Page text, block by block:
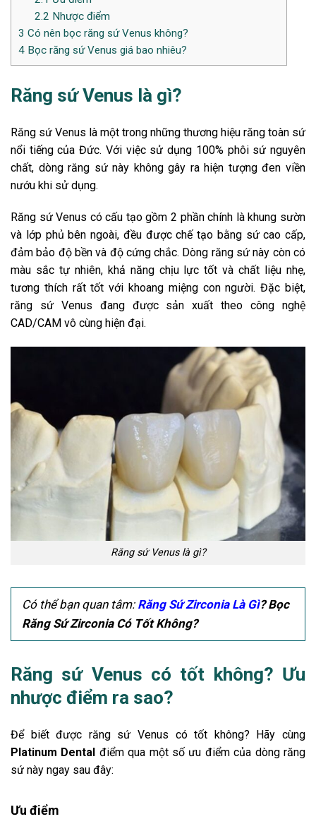
2.2 Nhược điểm
3 Có nên bọc răng sứ Venus không?
4 Bọc răng sứ Venus giá bao nhiêu?
Răng sứ Venus là gì?
Răng sứ Venus là một trong những thương hiệu răng toàn sứ
nổi tiếng của Đức. Với việc sử dụng 100% phôi sứ nguyên
chất, dòng răng sứ này không gây ra hiện tượng đen viền
nướu khi sử dụng.
Răng sứ Venus có cấu tạo gồm 2 phần chính là khung sườn
và lớp phủ bên ngoài, đều được chế tạo bằng sứ cao cấp,
đảm bảo độ bền và độ cứng chắc. Dòng răng sứ này còn có
màu sắc tự nhiên, khả năng chịu lực tốt và chất liệu nhẹ,
tương thích rất tốt với khoang miệng con người. Đặc biệt,
răng sứ Venus đang được sản xuất theo công nghệ
CAD/CAM vô cùng hiện đại.
Răng sứ Venus là gì?
Có thể bạn quan tâm: Răng Sứ Zirconia Là Gì? Bọc
Răng Sứ Zirconia Có Tốt Không?
Răng sứ Venus có tốt không? Ưu
nhược điểm ra sao?
Để biết được răng sứ Venus có tốt không? Hãy cùng
Platinum Dental điểm qua một số ưu điểm của dòng răng
sứ này ngay sau đây:
Ưu điểm